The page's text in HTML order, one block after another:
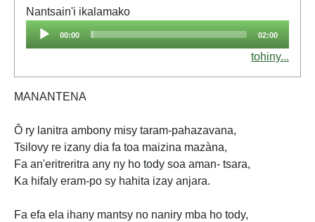
Nantsain'i ikalamako
Audio
00:00 02:00
tohiny...
MANANTENA
Ô ry lanitra ambony misy taram-pahazavana,
Tsilovy re izany dia fa toa maizina mazàna,
Fa an'eritreritra any ny ho tody soa aman- tsara,
Ka hifaly eram-po sy hahita izay anjara.
Fa efa ela ihany mantsy no naniry mba ho tody,